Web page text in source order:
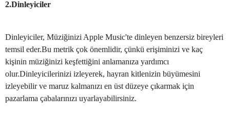
2.Dinleyiciler
Dinleyiciler, Müziğinizi Apple Music'te dinleyen benzersiz bireyleri
temsil eder.Bu metrik çok önemlidir, çünkü erişiminizi ve kaç
kişinin müziğinizi keşfettiğini anlamanıza yardımcı
olur.Dinleyicilerinizi izleyerek, hayran kitlenizin büyümesini
izleyebilir ve maruz kalmanızı en üst düzeye çıkarmak için
pazarlama çabalarınızı uyarlayabilirsiniz.